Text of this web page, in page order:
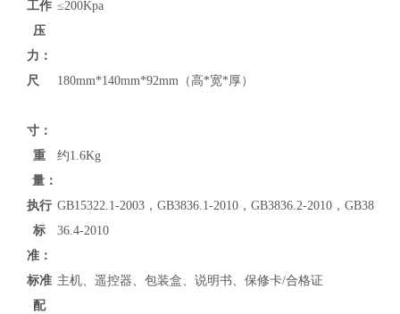
工作
压
力：
≤200Kpa
尺
寸：
180mm*140mm*92mm（高*宽*厚）
重
量：
约1.6Kg
执行
标
准：
GB15322.1-2003，GB3836.1-2010，GB3836.2-2010，GB38
36.4-2010
标准
配
主机、遥控器、包装盒、说明书、保修卡/合格证